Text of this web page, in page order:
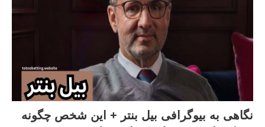
نگاهی به بیوگرافی بیل بنتر + این شخص چگونه